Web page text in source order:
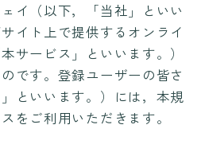
イ（以下，「当社」といい
イト上で提供するオンライ
サービス」といいます。）
です。登録ユーザーの皆さ
といいます。）には，本規
をご利用いただきます。